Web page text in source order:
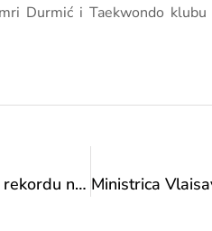
Durmić i Taekwondo
Čestitka Željki Šandrk na zlatnoj medalji i državnom rekordu na WPA mitingu „Serbia Open“